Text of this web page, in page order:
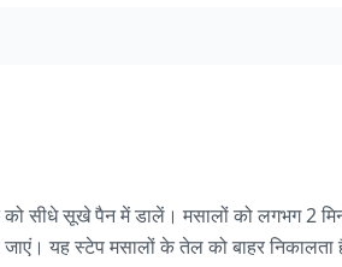
सीधे सूखे पैन में डालें। मसालों को लगभग 2
यह स्टेप मसालों के तेल को बाहर निकालता है